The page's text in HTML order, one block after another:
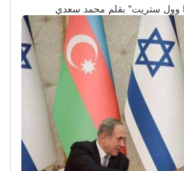
ستريت" بقلم محمد سعدي